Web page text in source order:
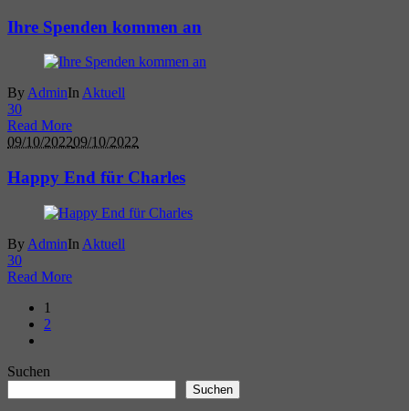
Ihre Spenden kommen an
By AdminIn Aktuell
30
Read More
09/10/202209/10/2022
Happy End für Charles
By AdminIn Aktuell
30
Read More
1
2
Suchen
Suchen